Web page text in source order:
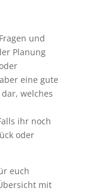
und
Planung
eine gute
welches
ihr noch
oder
euch
mit